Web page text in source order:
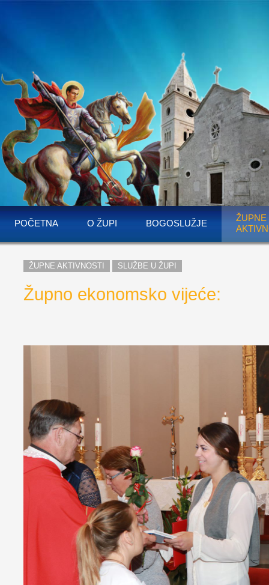
POČETNA O ŽUPI BOGOSLUŽJE
ŽUPNE
ŽUPNE AKTIVNOSTI SLUŽBE U ŽUPI
Župno ekonomsko vijeće: